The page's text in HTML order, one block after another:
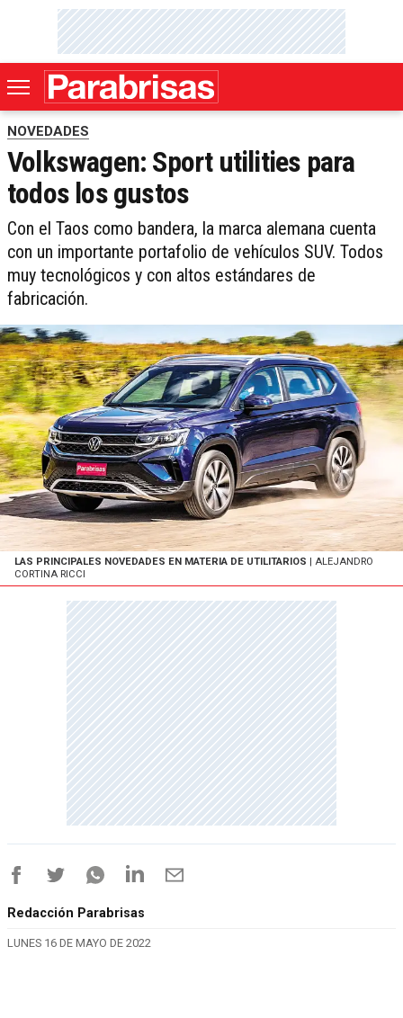
NOVEDADES
Volkswagen: Sport utilities para
todos los gustos
Con el Taos como bandera, la marca alemana cuenta
con un importante portafolio de vehículos SUV. Todos
muy tecnológicos y con altos estándares de
fabricación.
LAS PRINCIPALES NOVEDADES EN MATERIA DE UTILITARIOS | ALEJANDRO
CORTINA RICCI
Redacción Parabrisas
LUNES 16 DE MAYO DE 2022